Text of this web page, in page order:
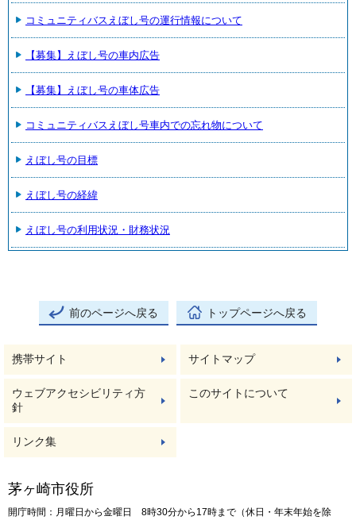
コミュニティバスえぼし号の運行情報について
【募集】えぼし号の車内広告
【募集】えぼし号の車体広告
コミュニティバスえぼし号車内での忘れ物について
えぼし号の目標
えぼし号の経緯
えぼし号の利用状況・財務状況
前のページへ戻る トップページへ戻る
携帯サイト サイトマップ
ウェブアクセシビリティ方
針
このサイトについて
リンク集
茅ヶ崎市役所
開庁時間：月曜日から金曜日 8時30分から17時まで（休日・年末年始を除